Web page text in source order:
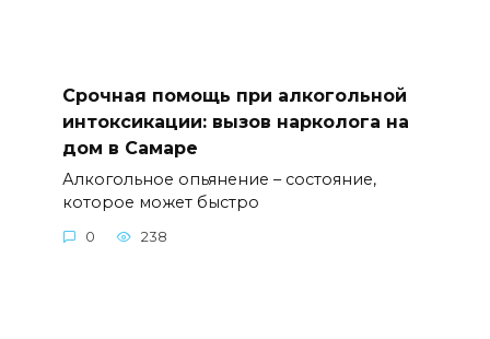
Срочная помощь при алкогольной
интоксикации: вызов нарколога на
дом в Самаре
Алкогольное опьянение – состояние,
которое может быстро
0 238